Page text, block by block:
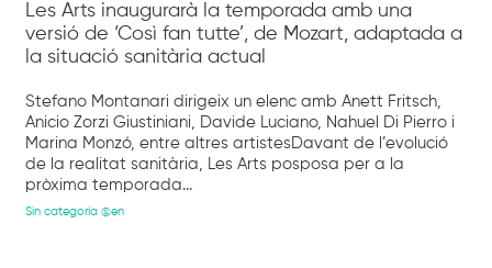
Les Arts inaugurarà la temporada amb una
versió de ‘Così fan tutte’, de Mozart, adaptada a
la situació sanitària actual
Stefano Montanari dirigeix un elenc amb Anett Fritsch,
Anicio Zorzi Giustiniani, Davide Luciano, Nahuel Di Pierro i
Marina Monzó, entre altres artistesDavant de l’evolució
de la realitat sanitària, Les Arts posposa per a la
pròxima temporada...
Sin categoría @en